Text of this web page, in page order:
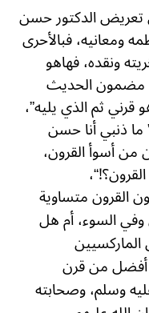
تعريض الدكتور حسن
ومعانيه، فبالأحرى
ونقده، فهاهو
مضمون الحديث
قرني ثم الذي يليه”،
ما ذنبي أنا حسن
من أسوأ القرون،
“،
القرون متساوية
السوء، أم هل
الماركسيين
أفضل من قرن
وسلم، وصحابته